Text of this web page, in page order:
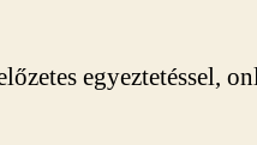
egyeztetéssel,